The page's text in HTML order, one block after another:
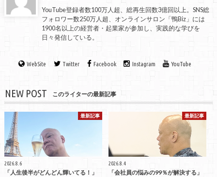
YouTube登録者数100万人超、総再生回数3億回以上。SNS総
フォロワー数250万人超、オンラインサロン「鴨Biz」には
1900名以上の経営者・起業家が参加し、実践的な学びを
日々発信している。
WebSite Twitter Facebook Instagram YouTube
NEW POST このライターの最新記事
最新記事
2026.8.6
「人生後半がどんどん輝いてる！」
最新記事
2026.8.4
「会社員の悩みの99％が解決する」